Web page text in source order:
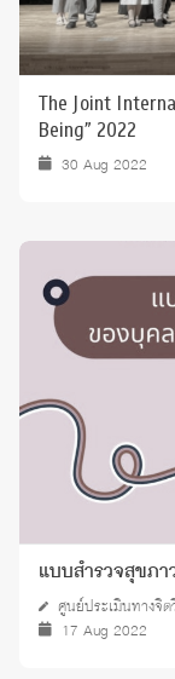
The Joint
Being” 2022
30 Aug 2022
แบบสำรวจสุขภา
ศูนย์ประเมินทางจิ
17 Aug 2022